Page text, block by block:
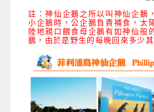
註：神仙企鵝之所以叫神仙企鵝
小企鵝時，公企鵝負責補食，太
陸地親口餵食母企鵝有如神仙般
鵝，由於是野生的每晚回來多少